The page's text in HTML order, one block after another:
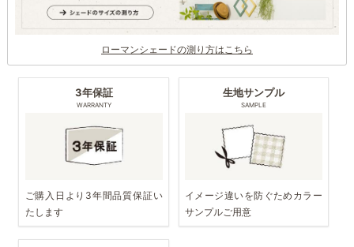
ローマンシェードの測り方はこちら
3年保証
WARRANTY
ご購入日より3年間品質保証い
たします
生地サンプル
SAMPLE
イメージ違いを防ぐためカラー
サンプルご用意